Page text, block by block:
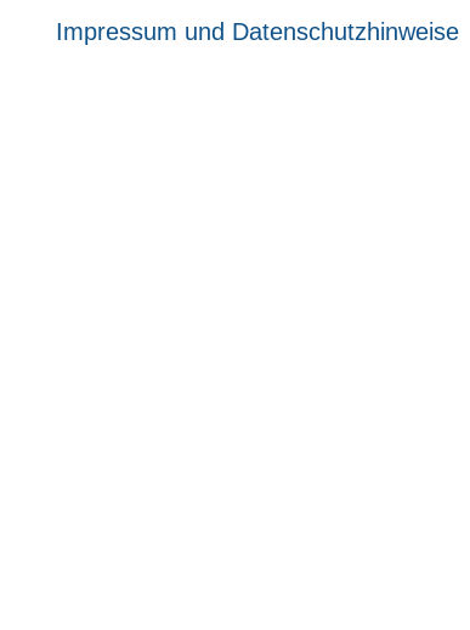
Impressum und Datenschutzhinweise